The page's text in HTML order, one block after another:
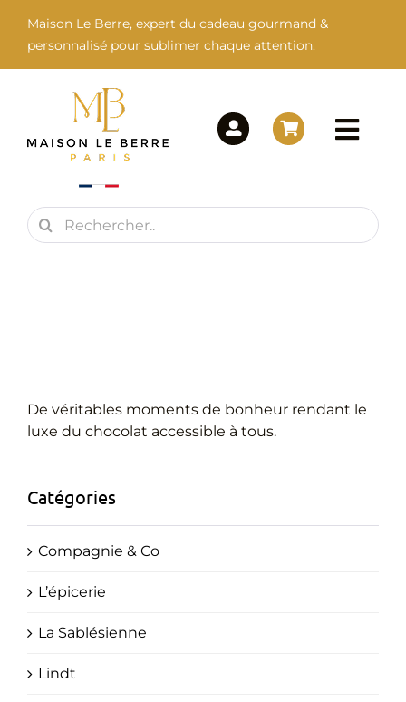
contenu
Maison Le Berre, expert du cadeau gourmand &
personnalisé pour sublimer chaque attention.
Maison Le Berre
Cadeaux Personnalisés
Rechercher:
De véritables moments de bonheur rendant le
luxe du chocolat accessible à tous.
Catégories
Compagnie & Co
L’épicerie
La Sablésienne
Lindt